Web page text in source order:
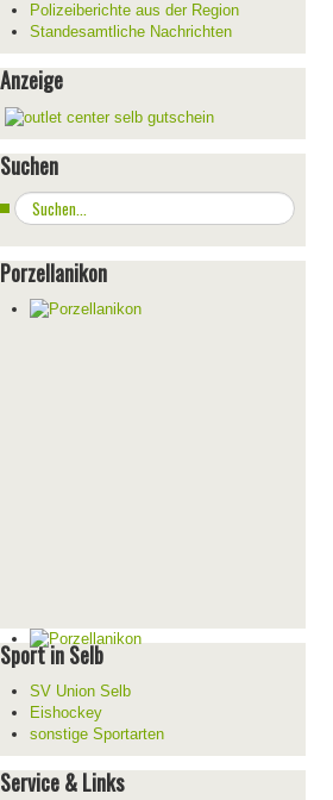
Polizeiberichte aus der Region
Standesamtliche Nachrichten
Anzeige
Suchen
Suchen
...
Porzellanikon
Sport in Selb
SV Union Selb
Eishockey
sonstige Sportarten
Service & Links